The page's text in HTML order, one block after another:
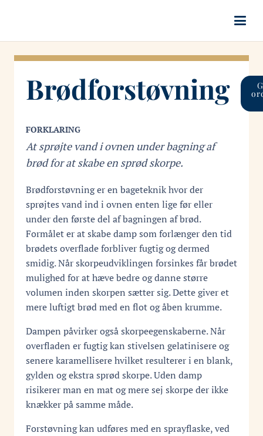
Brødforstøvning
FORKLARING
At sprøjte vand i ovnen under bagning af
brød for at skabe en sprød skorpe.
Brødforstøvning er en bageteknik hvor der
sprøjtes vand ind i ovnen enten lige før eller
under den første del af bagningen af brød.
Formålet er at skabe damp som forlænger den tid
brødets overflade forbliver fugtig og dermed
smidig. Når skorpeudviklingen forsinkes får brødet
mulighed for at hæve bedre og danne større
volumen inden skorpen sætter sig. Dette giver et
mere luftigt brød med en flot og åben krumme.
Dampen påvirker også skorpeegenskaberne. Når
overfladen er fugtig kan stivelsen gelatinisere og
senere karamellisere hvilket resulterer i en blank,
gylden og ekstra sprød skorpe. Uden damp
risikerer man en mat og mere sej skorpe der ikke
knækker på samme måde.
Forstøvning kan udføres med en sprayflaske, ved